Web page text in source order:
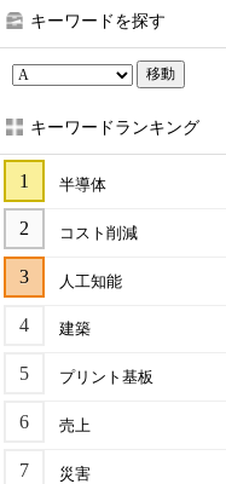
キーワードを探す
移動
キーワードランキング
半導体
コスト削減
人工知能
建築
プリント基板
売上
災害